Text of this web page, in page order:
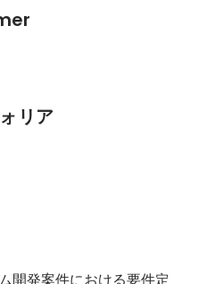
リア
開発案件における要件定